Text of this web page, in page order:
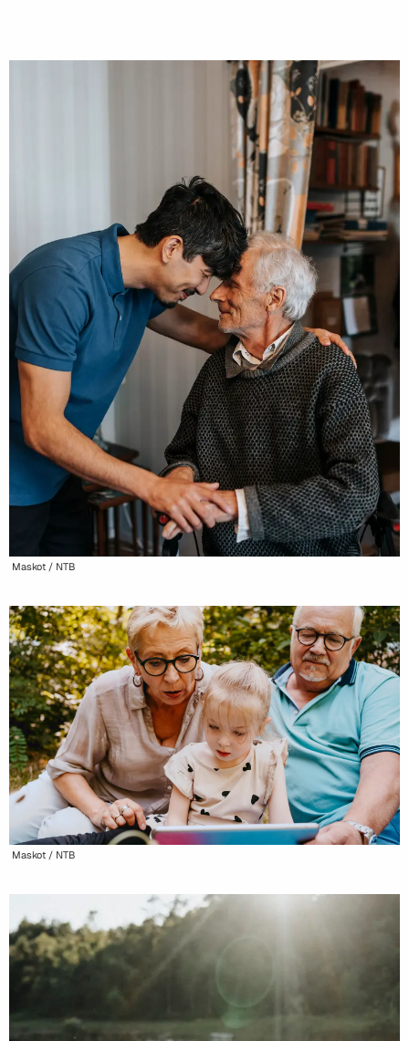
Maskot / NTB
Maskot / NTB